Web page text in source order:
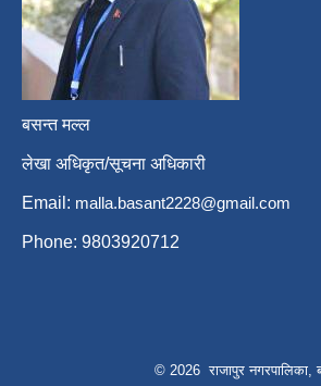
बसन्त मल्ल
लेखा अधिकृत/सूचना अधिकारी
Email: malla.basant2228@gmail.com
Phone: 9803920712
© 2026 राजापुर नगरपालिका,